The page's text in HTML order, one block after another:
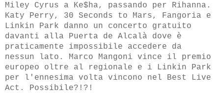
Miley Cyrus a Ke$ha, passando per Rihanna.
Katy Perry, 30 Seconds to Mars, Fangoria e
Linkin Park danno un concerto gratuito
davanti alla Puerta de Alcalà dove è
praticamente impossibile accedere da
nessun lato. Marco Mangoni vince il premio
europeo oltre al regionale e i Linkin Park
per l'ennesima volta vincono nel Best Live
Act. Possibile?!?!